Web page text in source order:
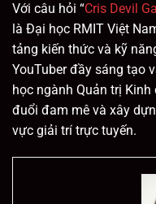
Với câu hỏi “Cris Devil
là Đại học RMIT Việt
tảng kiến thức và kỹ
YouTuber đầy sáng tạo
học ngành Quản trị
đuổi đam mê và xây
vực giải trí trực tuyến.